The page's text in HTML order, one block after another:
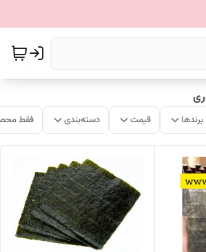
برندها قیمت دسته‌بندی فقط